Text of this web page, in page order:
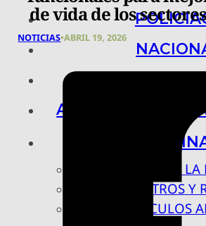
ARTE, CIENCIA Y
BAJO LA
RASTROS Y
VÍNCULOS
de vida de los
NOTICIAS•ABRIL 19, 2026